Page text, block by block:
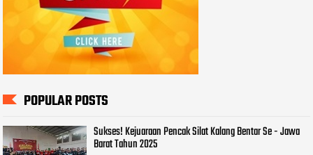
POPULAR POSTS
Sukses! Kejuaraan Pencak Silat Kalang Bentar Se - Jawa
Barat Tahun 2025